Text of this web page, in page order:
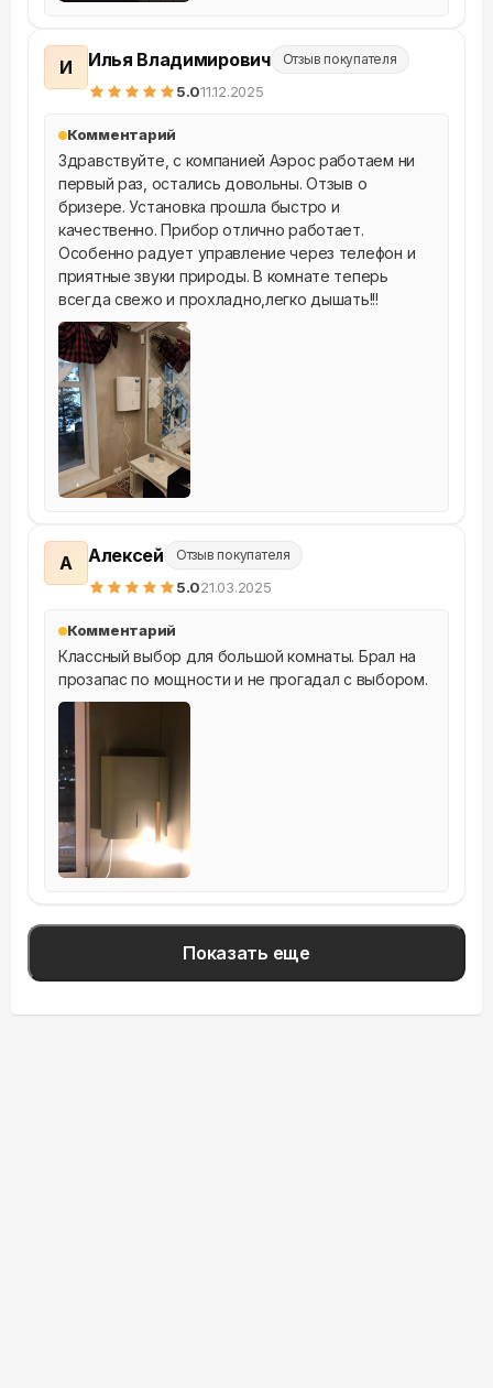
И Илья Владимирович Отзыв покупателя
5.011.12.2025
Комментарий
Здравствуйте, с компанией Аэрос работаем ни
первый раз, остались довольны. Отзыв о
бризере. Установка прошла быстро и
качественно. Прибор отлично работает.
Особенно радует управление через телефон и
приятные звуки природы. В комнате теперь
всегда свежо и прохладно,легко дышать!!!
А Алексей Отзыв покупателя
5.021.03.2025
Комментарий
Классный выбор для большой комнаты. Брал на
прозапас по мощности и не прогадал с выбором.
Показать еще